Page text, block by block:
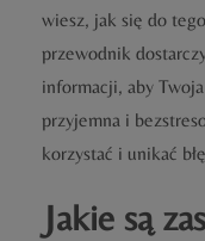
wiesz, jak się do
przewodnik
informacji, aby
przyjemna i
korzystać i unikać
Jakie są